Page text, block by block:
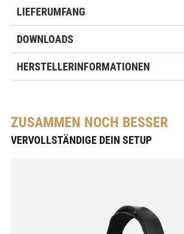
LIEFERUMFANG
DOWNLOADS
HERSTELLERINFORMATIONEN
ZUSAMMEN NOCH BESSER
VERVOLLSTÄNDIGE DEIN SETUP